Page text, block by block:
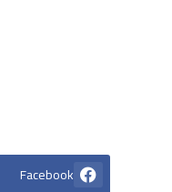
Facebook